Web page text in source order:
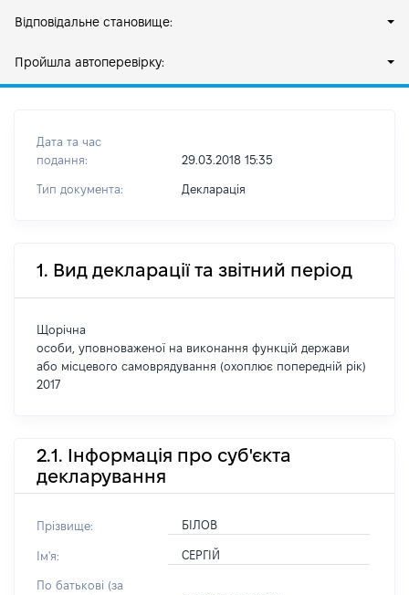
Відповідальне становище:
Пройшла автоперевірку:
Дата та час
подання:
29.03.2018 15:35
Тип документа: Декларація
1. Вид декларації та звітний період
Щорічна
особи, уповноваженої на виконання функцій держави
або місцевого самоврядування (охоплює попередній рік)
2017
2.1. Інформація про суб'єкта
декларування
Прізвище: БІЛОВ
Ім'я: СЕРГІЙ
По батькові (за